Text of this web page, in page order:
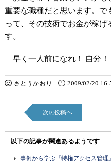
重要な職種だと思います。で
って、その技術でお金が稼げ
す。
早く一人前になれ！ 自分！
さとうかおり 2009/02/20
次の投稿へ
以下の記事が関連あるようです
事例から学ぶ『特権アクセス管理